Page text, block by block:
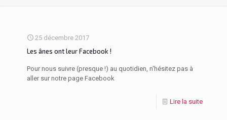
25 décembre 2017
Les ânes ont leur Facebook !
Pour nous suivre (presque !) au quotidien, n'hésitez pas à
aller sur notre page Facebook
Lire la suite